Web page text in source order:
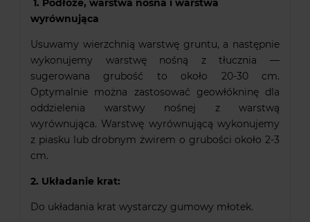
1. Podłoże, warstwa nośna i warstwa
wyrównująca
Usuwamy wierzchnią warstwę gruntu, a następnie
wykonujemy warstwę nośną z tłucznia —
sugerowana grubość to około 20-30 cm.
Optymalnie można zastosować geowłókninę dla
oddzielenia warstwy nośnej z warstwą
wyrównująca. Warstwę wyrównującą wykonujemy
z piasku lub drobnym żwirem o grubości około 2-3
cm.
2. Układanie krat:
Do układania krat wystarczy gumowy młotek.